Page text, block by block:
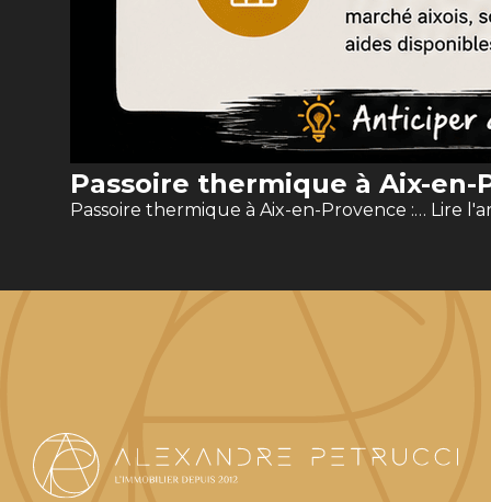
Passoire thermique à Aix-
Passoire thermique à Aix-en-Provence :… Lire